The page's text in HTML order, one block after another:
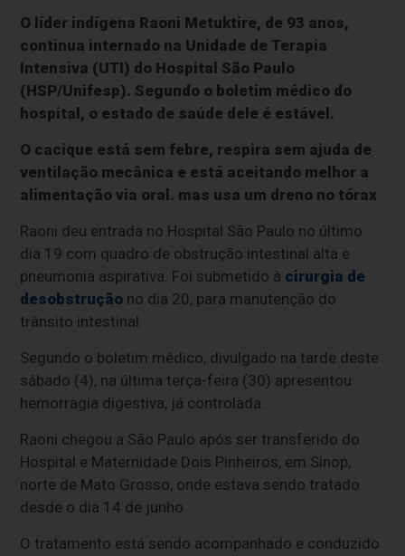
O líder indígena Raoni Metuktire, de 93 anos,
continua internado na Unidade de Terapia
Intensiva (UTI) do Hospital São Paulo
(HSP/Unifesp). Segundo o boletim médico do
hospital, o estado de saúde dele é estável.
O cacique está sem febre, respira sem ajuda de
ventilação mecânica e está aceitando melhor a
alimentação via oral. mas usa um dreno no tórax
Raoni deu entrada no Hospital São Paulo no último
dia 19 com quadro de obstrução intestinal alta e
pneumonia aspirativa. Foi submetido à cirurgia de
desobstrução no dia 20, para manutenção do
trânsito intestinal.
Segundo o boletim médico, divulgado na tarde deste
sábado (4), na última terça-feira (30) apresentou
hemorragia digestiva, já controlada.
Raoni chegou a São Paulo após ser transferido do
Hospital e Maternidade Dois Pinheiros, em Sinop,
norte de Mato Grosso, onde estava sendo tratado
desde o dia 14 de junho.
O tratamento está sendo acompanhado e conduzido